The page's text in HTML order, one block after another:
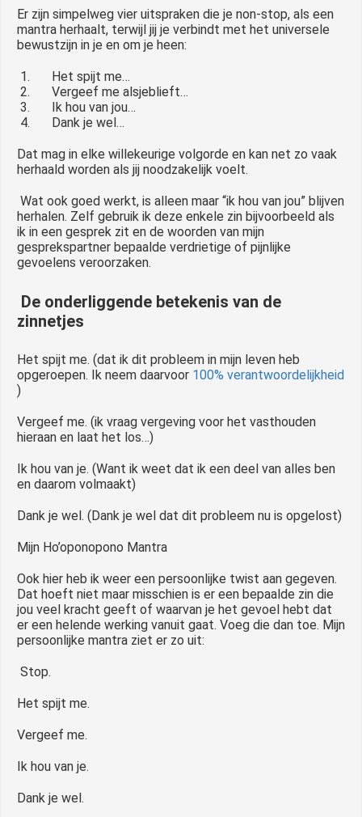
Er zijn simpelweg vier uitspraken die je non-stop, als een
mantra herhaalt, terwijl jij je verbindt met het universele
bewustzijn in je en om je heen:
Het spijt me…
Vergeef me alsjeblieft…
Ik hou van jou…
Dank je wel…
Dat mag in elke willekeurige volgorde en kan net zo vaak
herhaald worden als jij noodzakelijk voelt.
Wat ook goed werkt, is alleen maar “ik hou van jou” blijven
herhalen. Zelf gebruik ik deze enkele zin bijvoorbeeld als
ik in een gesprek zit en de woorden van mijn
gesprekspartner bepaalde verdrietige of pijnlijke
gevoelens veroorzaken.
De onderliggende betekenis van de
zinnetjes
Het spijt me. (dat ik dit probleem in mijn leven heb
opgeroepen. Ik neem daarvoor 100% verantwoordelijkheid
)
Vergeef me. (ik vraag vergeving voor het vasthouden
hieraan en laat het los…)
Ik hou van je. (Want ik weet dat ik een deel van alles ben
en daarom volmaakt)
Dank je wel. (Dank je wel dat dit probleem nu is opgelost)
Mijn Ho’oponopono Mantra
Ook hier heb ik weer een persoonlijke twist aan gegeven.
Dat hoeft niet maar misschien is er een bepaalde zin die
jou veel kracht geeft of waarvan je het gevoel hebt dat
er een helende werking vanuit gaat. Voeg die dan toe. Mijn
persoonlijke mantra ziet er zo uit:
Stop.
Het spijt me.
Vergeef me.
Ik hou van je.
Dank je wel.